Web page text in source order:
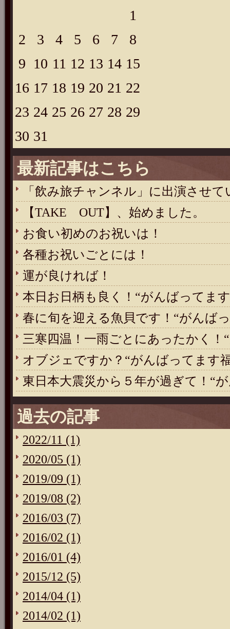
1
2
3 4 5 6 7
8
9 10 11 12 13 14 15
16 17 18 19 20 21 22
23 24 25 26 27 28 29
30 31
最新記事はこちら
「飲み旅チャンネル」に出演させ
【TAKE OUT】、始めました。
お食い初めのお祝いは！
各種お祝いごとには！
運が良ければ！
本日お日柄も良く！“がんばってま
春に旬を迎える魚貝です！“がんば
三寒四温！一雨ごとにあったかく！
オブジェですか？“がんばってます
東日本大震災から５年が過ぎて！“
過去の記事
2022/11 (1)
2020/05 (1)
2019/09 (1)
2019/08 (2)
2016/03 (7)
2016/02 (1)
2016/01 (4)
2015/12 (5)
2014/04 (1)
2014/02 (1)